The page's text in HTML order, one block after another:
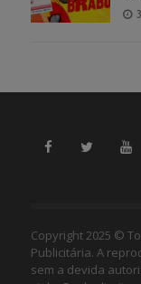
Copyright 2025 ©
Publicitária. A
sem a devida